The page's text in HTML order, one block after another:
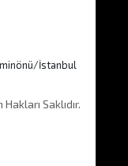
İstanbul
Saklıdır.